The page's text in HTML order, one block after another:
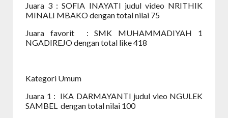
Juara 3 :SOFIA INAYATI judul video NRITHIK
MINALI MBAKO dengan total nilai 75
Juara favorit
:SMK MUHAMMADIYAH 1
NGADIREJO dengan total like 418
Kategori Umum
Juara 1 : IKA DARMAYANTI judul vieo NGULEK
SAMBEL dengan total nilai 100